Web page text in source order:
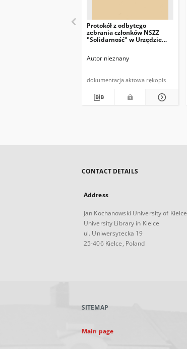
Protokół z odbytego
zebrania członków NSZZ
"Solidarność" w Urzędzie
Autor nieznany
dokumentacja aktowa rękopis
CONTACT DETAILS
Address
Jan Kochanowski University of Kielce
University Library in Kielce
ul. Uniwersytecka 19
25-406 Kielce, Poland
SITEMAP
Main page